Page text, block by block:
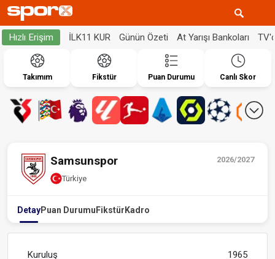
Hızlı Erişim İLK11 KUR Günün Özeti At Yarışı Bankoları
Takımım Fikstür Puan Durumu Canlı Skor
2026/2027
Samsunspor
Türkiye
DetayPuan Durumu Fikstür Kadro
Kuruluş 1965